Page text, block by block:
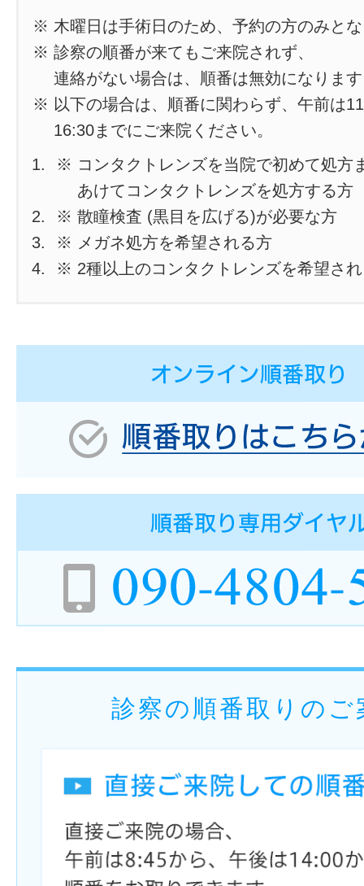
※ 木曜日は手術日のため、予約の方のみと
※ 診察の順番が来てもご来院されず、
連絡がない場合は、順番は無効になりま
※ 以下の場合は、順番に関わらず、午前は
16:30までにご来院ください。
※ コンタクトレンズを当院で初めて処方
あけてコンタクトレンズを処方する方
※ 散瞳検査 (黒目を広げる)が必要な方
※ メガネ処方を希望される方
※ 2種以上のコンタクトレンズを希望さ
診察の順番取りのご